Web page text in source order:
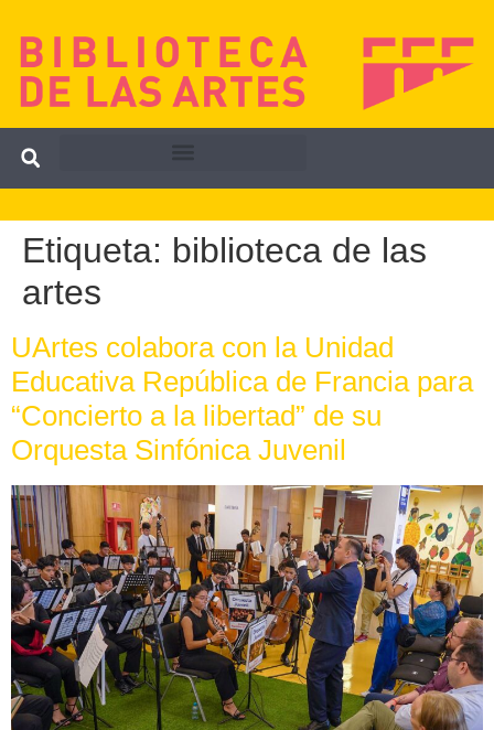
Etiqueta: biblioteca de las
artes
UArtes colabora con la Unidad
Educativa República de Francia para
“Concierto a la libertad” de su
Orquesta Sinfónica Juvenil